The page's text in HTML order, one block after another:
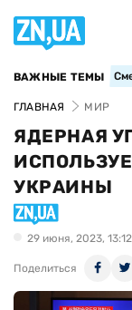
ВАЖНЫЕ ТЕМЫ
ГЛАВНАЯ МИР
ЯДЕРНАЯ
УКРАИНЫ
29 июня, 2023, 13:12
Поделиться